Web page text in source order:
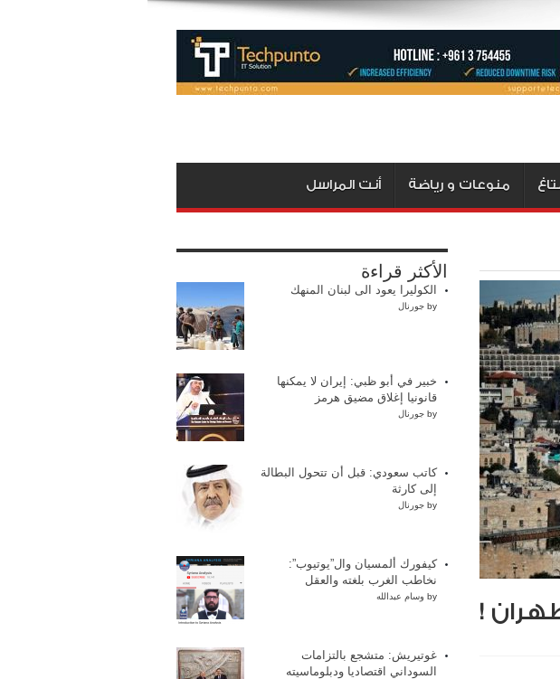
منوعات و رياضة أنت المراسل
!
الأكثر قراءة
الكوليرا يعود الى لبنان المنهك
by جورنال
خبير في أبو ظبي: إيران لا يمكنها
قانونيا إغلاق مضيق هرمز
by جورنال
كاتب سعودي: قبل أن تتحول البطالة
إلى كارثة
by جورنال
كيفورك ألمسيان وال”يوتيوب”:
نخاطب الغرب بلغته والعقل
by وسام عبدالله
غوتيريش: متشجع بالتزامات
السوداني اقتصاديا ودبلوماسيته